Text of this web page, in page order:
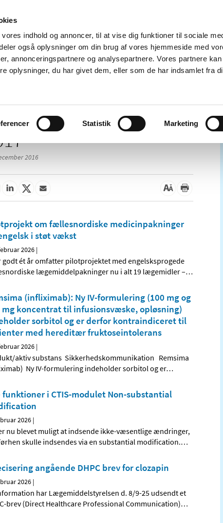
indhold og annoncer, til at vise dig funktioner til sociale
også oplysninger om din brug af vores hjemmeside med
annonceringspartnere og analysepartnere. Vores partnere kan
oplysninger, du har givet dem, eller som de har indsamlet fra
Statistik Marketing
Nyheder Om os Kontakt
Tilskud og
Apoteker og salg af
2016
om fællesnordiske medicinpakninger
i støt vækst
2026 |
godt ét år omfatter pilotprojektet med engelsksprogede
lægemiddelpakninger nu i alt 19 lægemidler –…
(infliximab): Ny IV-formulering (100 mg og
mg koncentrat til infusionsvæske, opløsning)
sorbitol og er derfor kontraindiceret til
med hereditær fruktoseintolerans
2026 |
aktiv substans Sikkerhedskommunikation Remsima
Ny IV-formulering indeholder sorbitol og er…
funktioner i CTIS-modulet Non-substantial
2026 |
nu blevet muligt at indsende ikke-væsentlige ændringer,
skulle indsendes via en substantial modification.…
angående DHPC brev for clozapin
2026 |
har Lægemiddelstyrelsen d. 8/9-25 udsendt et
brev (Direct Healthcare Professional Communication)…